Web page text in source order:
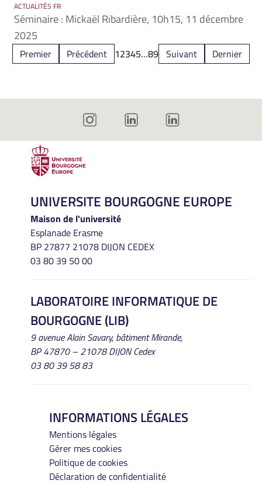
ACTUALITÉS FR
Séminaire : Mickaël Ribardière, 10h15, 11 décembre
2025
Premier Précédent 12345…89 Suivant Dernier
UNIVERSITE BOURGOGNE EUROPE
Maison de l'université
Esplanade Erasme
BP 27877 21078 DIJON CEDEX
03 80 39 50 00
LABORATOIRE INFORMATIQUE DE
BOURGOGNE (LIB)
9 avenue Alain Savary, bâtiment Mirande,
BP 47870 – 21078 DIJON Cedex
03 80 39 58 83
INFORMATIONS LÉGALES
Mentions légales
Gérer mes cookies
Politique de cookies
Déclaration de confidentialité